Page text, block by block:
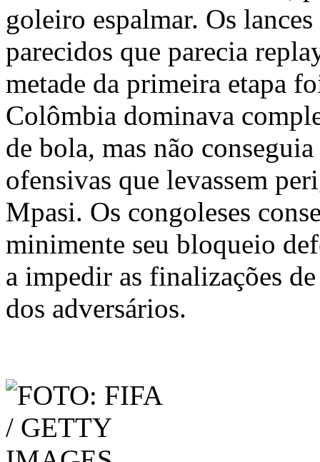
goleiro espalmar. Os
parecidos que parecia
metade da primeira etapa
Colômbia dominava
de bola, mas não
ofensivas que levassem
Mpasi. Os congoleses
minimente seu bloqueio
a impedir as finalizações
dos adversários.